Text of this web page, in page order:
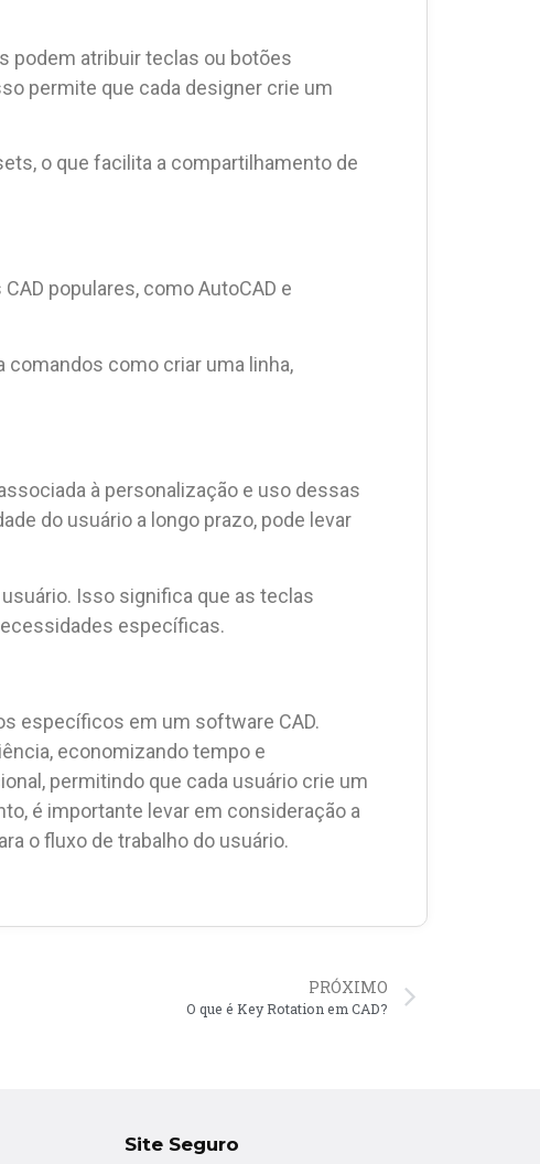
podem atribuir teclas ou botões
permite que cada designer crie um
o que facilita a compartilhamento de
populares, como AutoCAD e
comandos como criar uma linha,
à personalização e uso dessas
do usuário a longo prazo, pode levar
Isso significa que as teclas
específicas.
específicos em um software CAD.
economizando tempo e
permitindo que cada usuário crie um
é importante levar em consideração a
o fluxo de trabalho do usuário.
PRÓXIMO
O que é Key Rotation em CAD?
Site Seguro